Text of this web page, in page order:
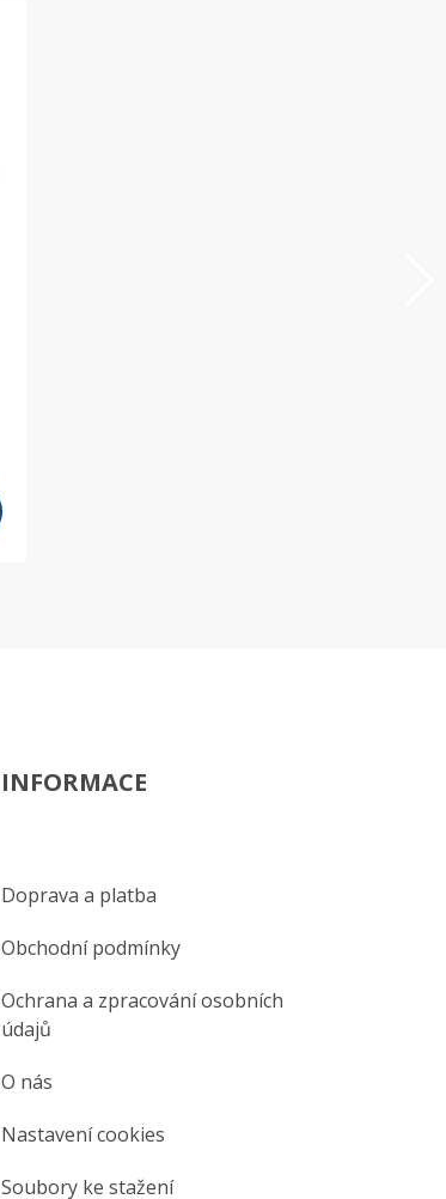
INFORMACE
Doprava a platba
Obchodní podmínky
Ochrana a zpracování osobních
údajů
O nás
Nastavení cookies
Soubory ke stažení